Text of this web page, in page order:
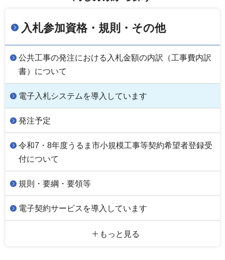
入札参加資格・規則・その他
公共工事の発注における入札金額の内訳（工事費内訳
書）について
電子入札システムを導入しています
発注予定
令和7・8年度うるま市小規模工事等契約希望者登録受
付について
規則・要綱・要領等
電子契約サービスを導入しています
もっと見る